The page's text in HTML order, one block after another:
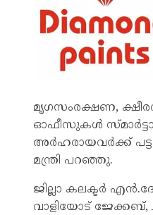
മൃഗസംരക്ഷണ,
ഓഫീസുകൾ
അർഹരായവർക്ക്
മന്ത്രി പറഞ്ഞു.
ജില്ലാ കലക്ടർ
വാളിയോട് ജേക്കബ്,